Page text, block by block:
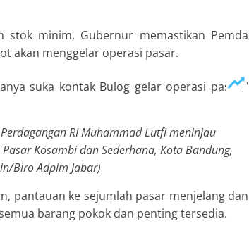
stok minim, Gubernur memastikan Pemda
akan menggelar operasi pasar.
suka kontak Bulog gelar operasi pasar,”
RI Muhammad Lutfi meninjau
Kosambi dan Sederhana, Kota Bandung,
Biro Adpim Jabar)
pantauan ke sejumlah pasar menjelang dan
barang pokok dan penting tersedia.